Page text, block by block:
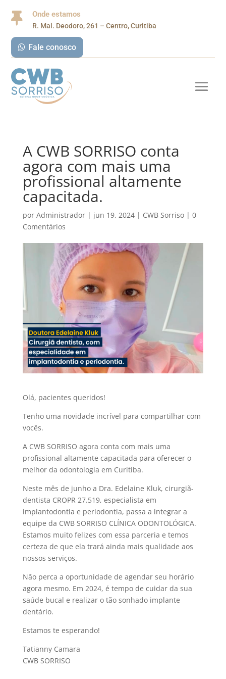
 Onde estamos
R. Mal. Deodoro, 261 – Centro, Curitiba
Fale conosco
A CWB SORRISO conta
agora com mais uma
profissional altamente
capacitada.
por Administrador| jun 19, 2024| CWB Sorriso| 0
Comentários
Olá, pacientes queridos!
Tenho uma novidade incrível para compartilhar com
vocês.
A CWB SORRISO agora conta com mais uma
profissional altamente capacitada para oferecer o
melhor da odontologia em Curitiba.
Neste mês de junho a Dra. Edelaine Kluk, cirurgiã-
dentista CROPR 27.519, especialista em
implantodontia e periodontia, passa a integrar a
equipe da CWB SORRISO CLÍNICA ODONTOLÓGICA.
Estamos muito felizes com essa parceria e temos
certeza de que ela trará ainda mais qualidade aos
nossos serviços.
Não perca a oportunidade de agendar seu horário
agora mesmo. Em 2024, é tempo de cuidar da sua
saúde bucal e realizar o tão sonhado implante
dentário.
Estamos te esperando!
Tatianny Camara
CWB SORRISO